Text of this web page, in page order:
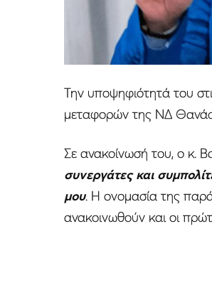
Την υποψηφιότητά του
μεταφορών της ΝΔ
Σε ανακοίνωσή του, ο κ.
συνεργάτες και
μου. Η ονομασία της
ανακοινωθούν και οι